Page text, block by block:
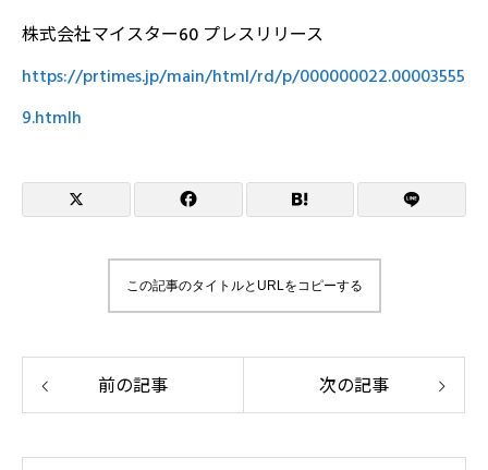
株式会社マイスター60 プレスリリース
https://prtimes.jp/main/html/rd/p/000000022.00003555
9.htmlh
この記事のタイトルとURLをコピーする
前の記事 次の記事